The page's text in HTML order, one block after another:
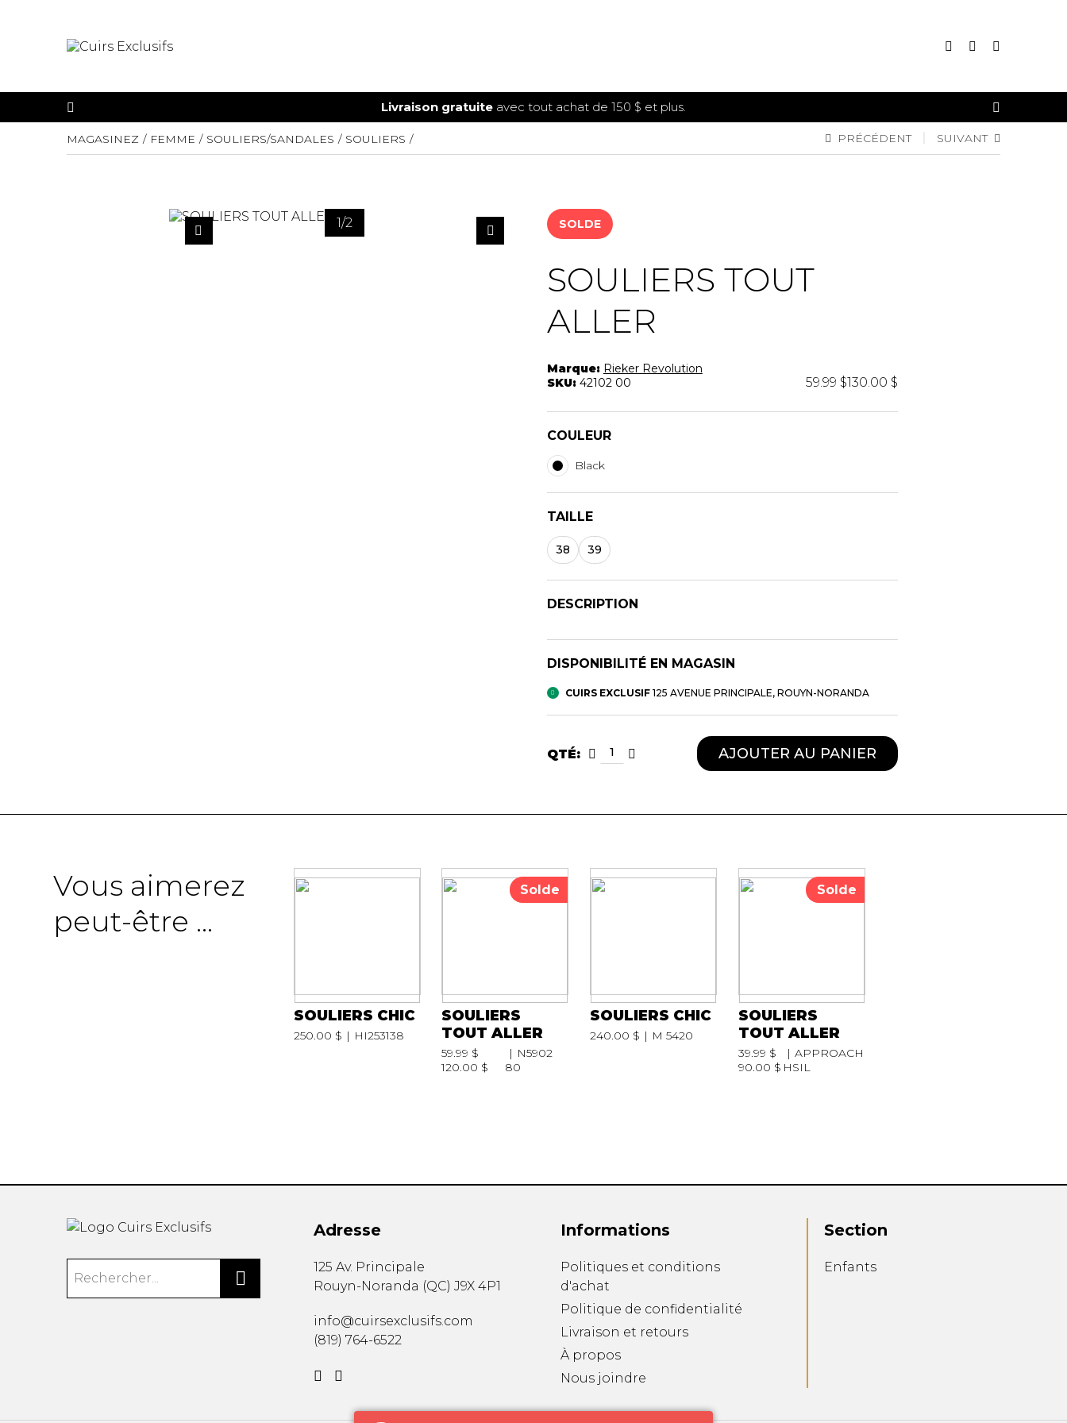
CONNEXION
INSCRIPTION
Livraison gratuite avec tout achat de 150 $ et plus.
MAGASINEZ FEMME SOULIERS/SANDALES SOULIERS PRÉCÉDENT SUIVANT
1/2 SOLDE
SOULIERS TOUT
ALLER
Marque: Rieker Revolution
SKU: 42102 00 59.99 $130.00 $
COULEUR
Black
TAILLE
38 39
DESCRIPTION
DISPONIBILITÉ EN MAGASIN
CUIRS EXCLUSIF 125 AVENUE PRINCIPALE, ROUYN-NORANDA
QTÉ: AJOUTER AU PANIER
Vous aimerez
peut-être ...
SOULIERS CHIC
250.00 $ HI253138
Solde
SOULIERS
TOUT ALLER
59.99 $
120.00 $
N5902
80
SOULIERS CHIC
240.00 $ M 5420
Solde
SOULIERS
TOUT ALLER
39.99 $
90.00 $
APPROACH
HSIL
Adresse
125 Av. Principale
Rouyn-Noranda (QC) J9X 4P1
info@cuirsexclusifs.com
(819) 764-6522
Informations
Politiques et conditions
d'achat
Politique de confidentialité
Livraison et retours
À propos
Nous joindre
Section
Enfants